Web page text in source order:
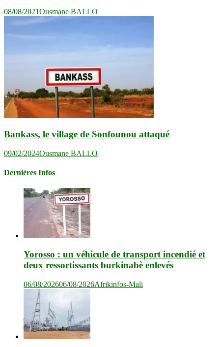
08/08/2021Ousmane BALLO
Bankass, le village de Sonfounou attaqué
09/02/2024Ousmane BALLO
Dernières Infos
Yorosso : un véhicule de transport incendié et
deux ressortissants burkinabè enlevés
06/08/202606/08/2026Afrikinfos-Mali